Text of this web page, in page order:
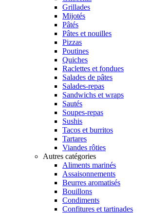
Grillades
Mijotés
Pâtés
Pâtes et nouilles
Pizzas
Poutines
Quiches
Raclettes et fondues
Salades de pâtes
Salades-repas
Sandwichs et wraps
Sautés
Soupes-repas
Sushis
Tacos et burritos
Tartares
Viandes rôties
Autres catégories
Aliments marinés
Assaisonnements
Beurres aromatisés
Bouillons
Condiments
Confitures et tartinades